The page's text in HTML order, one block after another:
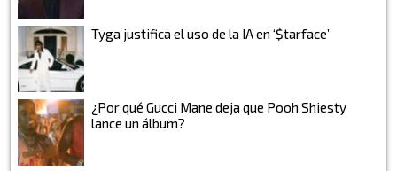
Tyga justifica el uso de la IA en ‘$tarface’
¿Por qué Gucci Mane deja que Pooh Shiesty
lance un álbum?